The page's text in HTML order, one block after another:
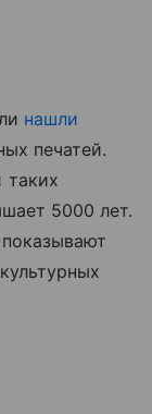
нашли
печатей.
таких
5000 лет.